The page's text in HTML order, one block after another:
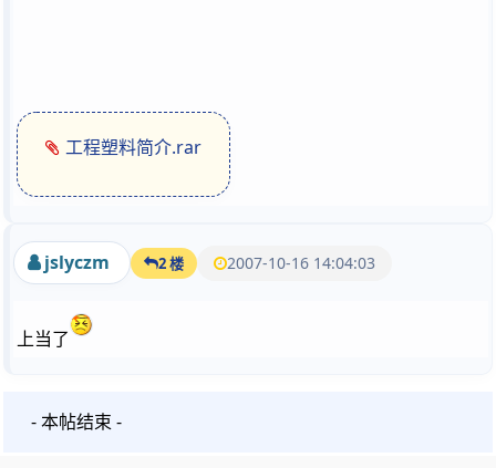
工程塑料简介.rar
jslyczm 2 楼 2007-10-16 14:04:03
上当了
- 本帖结束 -